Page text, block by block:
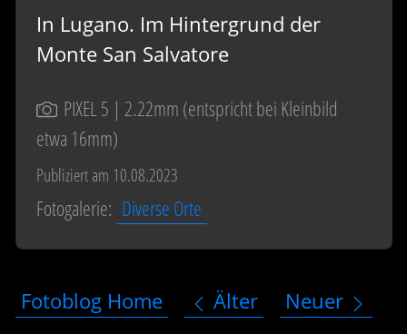
In Lugano. Im Hintergrund der
Monte San Salvatore
PIXEL 5 | 2.22mm (entspricht bei Kleinbild
etwa 16mm)
Publiziert am 10.08.2023
Fotogalerie: Diverse Orte
Fotoblog Home Älter Neuer